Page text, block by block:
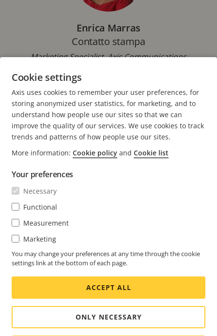
Enrica Marras
Contatto stampa
Marketing Specialist, Axis Communications
Telefono: +39 02 8424 5762
E-mail:enrica.marras@axis.com
FOOTER
CONTATTO
Contattaci
Experience Center
NOVITÀ E STORIE
Casi di successo dei clienti
Life at Axis
Engineering at Axis
ISCRIVITI
Iscriviti alla newsletter
Iscriviti alle e-mail di notifica di sicurezza di Axis
ITALY / ITALIANO SALA STAMPA
Social
Media
Menu
Facebook
Linkedin
Youtube
X
(Twitter)
Instagram
Cookie settings Note legali (Imprint)
Cookie settings
Axis uses cookies to remember your user preferences, for
storing anonymized user statistics, for marketing, and to
understand how people use our sites so that we can
improve the quality of our services. We use cookies to track
trends and patterns of how people use our sites.
More information: Cookie policy and Cookie list
Your preferences
Necessary
Functional
Measurement
Marketing
You may change your preferences at any time through the cookie
settings link at the bottom of each page.
ACCEPT ALL
ONLY NECESSARY